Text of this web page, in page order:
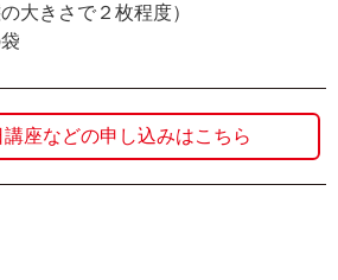
大きさで２枚程度）
座などの申し込みはこちら